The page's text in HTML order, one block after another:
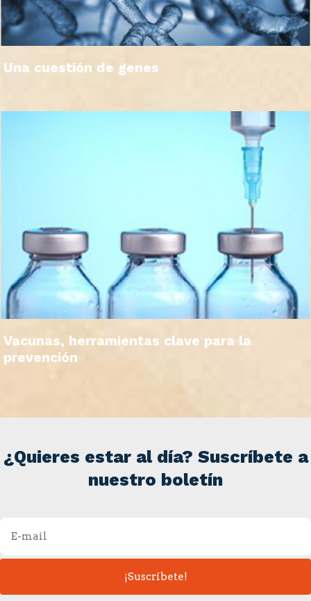
Una cuestión de genes
Vacunas, herramientas clave para la
prevención
¿Quieres estar al día? Suscríbete a
nuestro boletín